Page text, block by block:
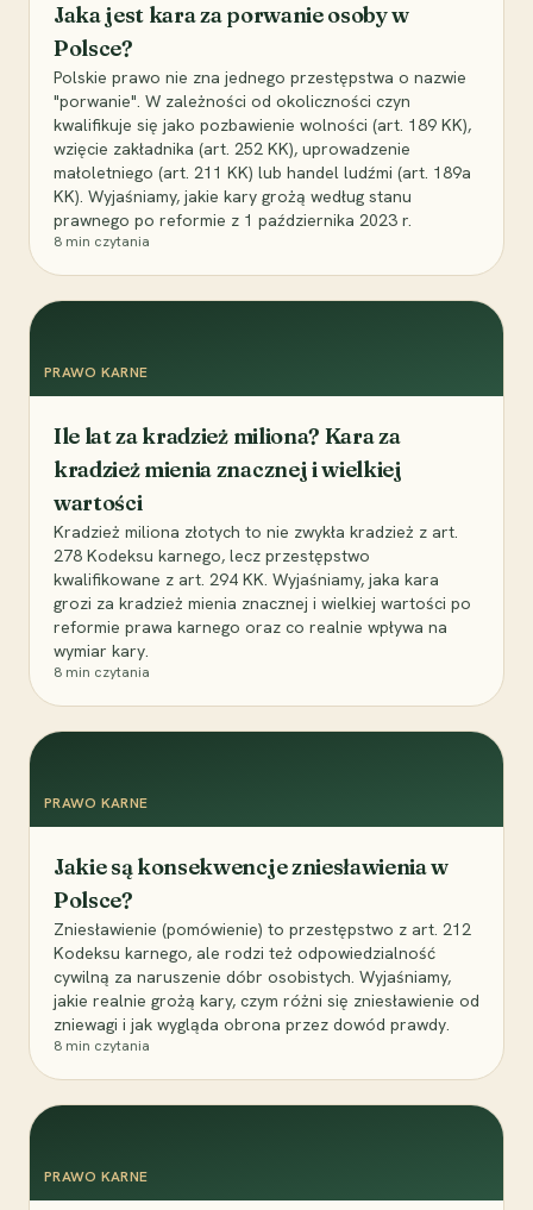
Jaka jest kara za porwanie osoby w
Polsce?
Polskie prawo nie zna jednego przestępstwa o nazwie
"porwanie". W zależności od okoliczności czyn
kwalifikuje się jako pozbawienie wolności (art. 189 KK),
wzięcie zakładnika (art. 252 KK), uprowadzenie
małoletniego (art. 211 KK) lub handel ludźmi (art. 189a
KK). Wyjaśniamy, jakie kary grożą według stanu
prawnego po reformie z 1 października 2023 r.
8 min czytania
PRAWO KARNE
Ile lat za kradzież miliona? Kara za
kradzież mienia znacznej i wielkiej
wartości
Kradzież miliona złotych to nie zwykła kradzież z art.
278 Kodeksu karnego, lecz przestępstwo
kwalifikowane z art. 294 KK. Wyjaśniamy, jaka kara
grozi za kradzież mienia znacznej i wielkiej wartości po
reformie prawa karnego oraz co realnie wpływa na
wymiar kary.
8 min czytania
PRAWO KARNE
Jakie są konsekwencje zniesławienia w
Polsce?
Zniesławienie (pomówienie) to przestępstwo z art. 212
Kodeksu karnego, ale rodzi też odpowiedzialność
cywilną za naruszenie dóbr osobistych. Wyjaśniamy,
jakie realnie grożą kary, czym różni się zniesławienie od
zniewagi i jak wygląda obrona przez dowód prawdy.
8 min czytania
PRAWO KARNE